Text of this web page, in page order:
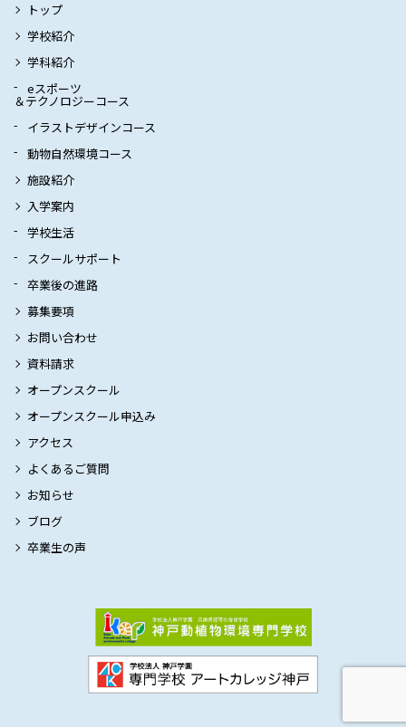
トップ
学校紹介
学科紹介
eスポーツ
＆テクノロジーコース
イラストデザインコース
動物自然環境コース
施設紹介
入学案内
学校生活
スクールサポート
卒業後の進路
募集要項
お問い合わせ
資料請求
オープンスクール
オープンスクール申込み
アクセス
よくあるご質問
お知らせ
ブログ
卒業生の声